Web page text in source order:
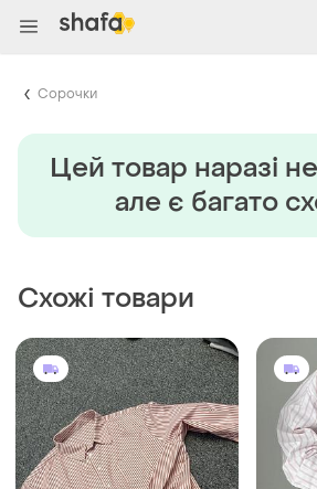
Сорочки
Цей товар наразi
але є багато
Схожі товари